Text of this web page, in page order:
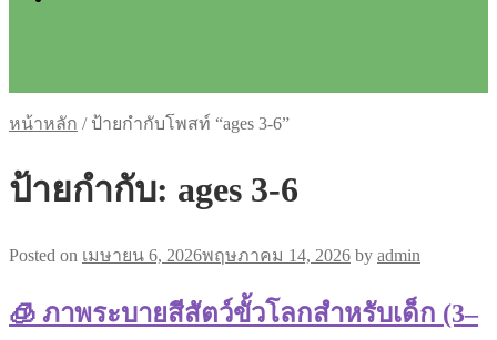
หน้าหลัก / ป้ายกำกับโพสท์ “ages 3-6”
ป้ายกำกับ: ages 3-6
Posted on เมษายน 6, 2026พฤษภาคม 14, 2026 by admin
🧊 ภาพระบายสีสัตว์ขั้วโลกสำหรับเด็ก (3–